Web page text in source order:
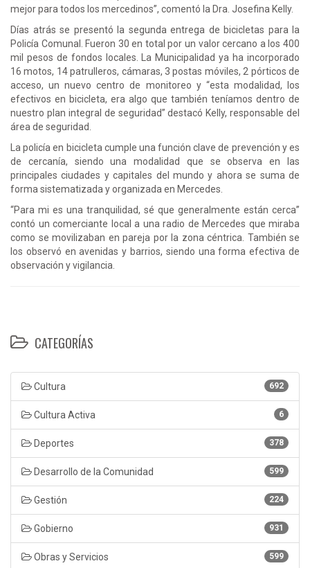
mejor para todos los mercedinos”, comentó la Dra. Josefina Kelly.
Días atrás se presentó la segunda entrega de bicicletas para la
Policía Comunal. Fueron 30 en total por un valor cercano a los 400
mil pesos de fondos locales. La Municipalidad ya ha incorporado
16 motos, 14 patrulleros, cámaras, 3 postas móviles, 2 pórticos de
acceso, un nuevo centro de monitoreo y “esta modalidad, los
efectivos en bicicleta, era algo que también teníamos dentro de
nuestro plan integral de seguridad” destacó Kelly, responsable del
área de seguridad.
La policía en bicicleta cumple una función clave de prevención y es
de cercanía, siendo una modalidad que se observa en las
principales ciudades y capitales del mundo y ahora se suma de
forma sistematizada y organizada en Mercedes.
“Para mi es una tranquilidad, sé que generalmente están cerca”
contó un comerciante local a una radio de Mercedes que miraba
como se movilizaban en pareja por la zona céntrica. También se
los observó en avenidas y barrios, siendo una forma efectiva de
observación y vigilancia.
CATEGORÍAS
692
Cultura
6
Cultura Activa
378
Deportes
599
Desarrollo de la Comunidad
224
Gestión
931
Gobierno
599
Obras y Servicios